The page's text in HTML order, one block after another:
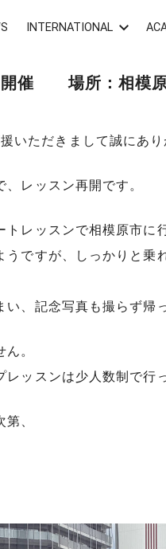
INTERNATIONAL
開催 場所：相模
いただきまして誠にあり
レッスン再開です。
レッスンで相模原市に
ですが、しっかりと乗
、記念写真も撮らず帰
。
ッスンは少人数制で行
、